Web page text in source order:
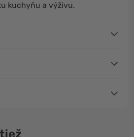
kuchyňu a výživu.